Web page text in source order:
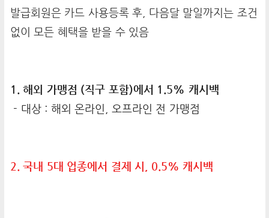
발급회원은 카드 사용등록 후, 다음달 말일까지는 조건
없이 모든 혜택을 받을 수 있음
1. 해외 가맹점 (직구 포함)에서 1.5% 캐시백
- 대상 : 해외 온라인, 오프라인 전 가맹점
2. 국내 5대 업종에서 결제 시, 0.5% 캐시백